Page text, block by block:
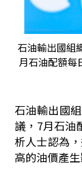
石油輸出國組
月石油配額每
石油輸出國
議，7月石油
析人士認為
高的油價產生